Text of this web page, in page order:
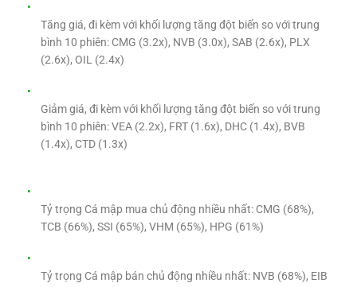
Tăng giá, đi kèm với khối lượng tăng đột biến so với trung
bình 10 phiên: CMG (3.2x), NVB (3.0x), SAB (2.6x), PLX
(2.6x), OIL (2.4x)
Giảm giá, đi kèm với khối lượng tăng đột biến so với trung
bình 10 phiên: VEA (2.2x), FRT (1.6x), DHC (1.4x), BVB
(1.4x), CTD (1.3x)
Tỷ trọng Cá mập mua chủ động nhiều nhất: CMG (68%),
TCB (66%), SSI (65%), VHM (65%), HPG (61%)
Tỷ trọng Cá mập bán chủ động nhiều nhất: NVB (68%), EIB